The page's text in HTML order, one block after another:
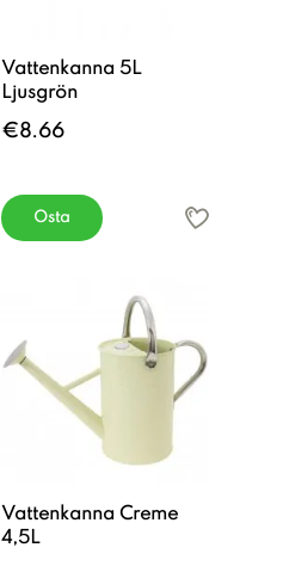
Vattenkanna 5L
Ljusgrön
€8.66
Osta
Vattenkanna Creme
4,5L